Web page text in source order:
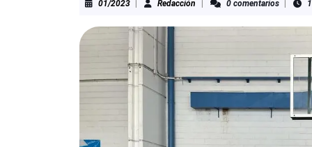
01/202301/2023Redacción Redacción0 comentarios